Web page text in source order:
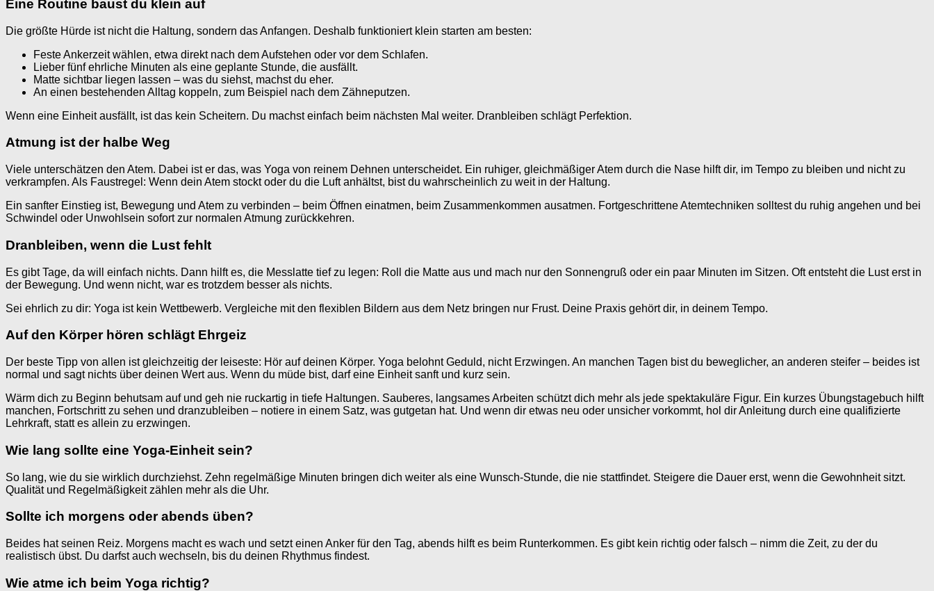
Eine Routine baust du klein auf
Die größte Hürde ist nicht die Haltung, sondern das Anfangen. Deshalb funktioniert klein starten am besten:
Feste Ankerzeit wählen, etwa direkt nach dem Aufstehen oder vor dem Schlafen.
Lieber fünf ehrliche Minuten als eine geplante Stunde, die ausfällt.
Matte sichtbar liegen lassen – was du siehst, machst du eher.
An einen bestehenden Alltag koppeln, zum Beispiel nach dem Zähneputzen.
Wenn eine Einheit ausfällt, ist das kein Scheitern. Du machst einfach beim nächsten Mal weiter. Dranbleiben schlägt Perfektion.
Atmung ist der halbe Weg
Viele unterschätzen den Atem. Dabei ist er das, was Yoga von reinem Dehnen unterscheidet. Ein ruhiger, gleichmäßiger Atem durch die Nase hilft dir, im Tempo zu bleiben und nicht zu
verkrampfen. Als Faustregel: Wenn dein Atem stockt oder du die Luft anhältst, bist du wahrscheinlich zu weit in der Haltung.
Ein sanfter Einstieg ist, Bewegung und Atem zu verbinden – beim Öffnen einatmen, beim Zusammenkommen ausatmen. Fortgeschrittene Atemtechniken solltest du ruhig angehen und bei
Schwindel oder Unwohlsein sofort zur normalen Atmung zurückkehren.
Dranbleiben, wenn die Lust fehlt
Es gibt Tage, da will einfach nichts. Dann hilft es, die Messlatte tief zu legen: Roll die Matte aus und mach nur den Sonnengruß oder ein paar Minuten im Sitzen. Oft entsteht die Lust erst in
der Bewegung. Und wenn nicht, war es trotzdem besser als nichts.
Sei ehrlich zu dir: Yoga ist kein Wettbewerb. Vergleiche mit den flexiblen Bildern aus dem Netz bringen nur Frust. Deine Praxis gehört dir, in deinem Tempo.
Auf den Körper hören schlägt Ehrgeiz
Der beste Tipp von allen ist gleichzeitig der leiseste: Hör auf deinen Körper. Yoga belohnt Geduld, nicht Erzwingen. An manchen Tagen bist du beweglicher, an anderen steifer – beides ist
normal und sagt nichts über deinen Wert aus. Wenn du müde bist, darf eine Einheit sanft und kurz sein.
Wärm dich zu Beginn behutsam auf und geh nie ruckartig in tiefe Haltungen. Sauberes, langsames Arbeiten schützt dich mehr als jede spektakuläre Figur. Ein kurzes Übungstagebuch hilft
manchen, Fortschritt zu sehen und dranzubleiben – notiere in einem Satz, was gutgetan hat. Und wenn dir etwas neu oder unsicher vorkommt, hol dir Anleitung durch eine qualifizierte
Lehrkraft, statt es allein zu erzwingen.
Wie lang sollte eine Yoga-Einheit sein?
So lang, wie du sie wirklich durchziehst. Zehn regelmäßige Minuten bringen dich weiter als eine Wunsch-Stunde, die nie stattfindet. Steigere die Dauer erst, wenn die Gewohnheit sitzt.
Qualität und Regelmäßigkeit zählen mehr als die Uhr.
Sollte ich morgens oder abends üben?
Beides hat seinen Reiz. Morgens macht es wach und setzt einen Anker für den Tag, abends hilft es beim Runterkommen. Es gibt kein richtig oder falsch – nimm die Zeit, zu der du
realistisch übst. Du darfst auch wechseln, bis du deinen Rhythmus findest.
Wie atme ich beim Yoga richtig?